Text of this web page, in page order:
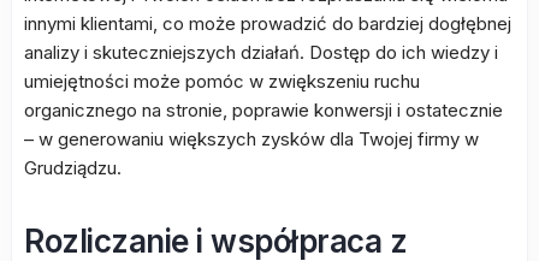
innymi klientami, co może prowadzić do bardziej dogłębnej
analizy i skuteczniejszych działań. Dostęp do ich wiedzy i
umiejętności może pomóc w zwiększeniu ruchu
organicznego na stronie, poprawie konwersji i ostatecznie
– w generowaniu większych zysków dla Twojej firmy w
Grudziądzu.
Rozliczanie i współpraca z